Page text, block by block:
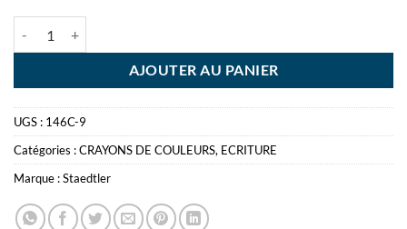
AJOUTER AU PANIER
UGS : 146C-9
Catégories :CRAYONS DE COULEURS, ECRITURE
Marque :Staedtler